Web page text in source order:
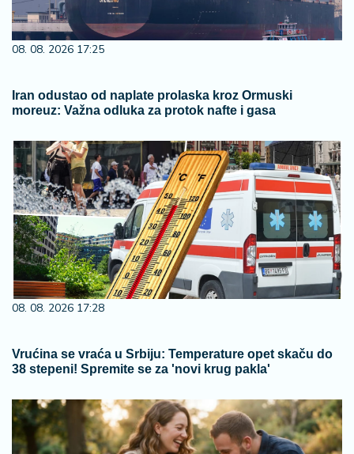
08. 08. 2026 17:25
Iran odustao od naplate prolaska kroz Ormuski
moreuz: Važna odluka za protok nafte i gasa
08. 08. 2026 17:28
Vrućina se vraća u Srbiju: Temperature opet skaču do
38 stepeni! Spremite se za 'novi krug pakla'